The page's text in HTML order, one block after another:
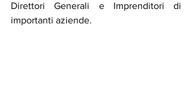
Direttori Generali e Imprenditori di
importanti aziende.